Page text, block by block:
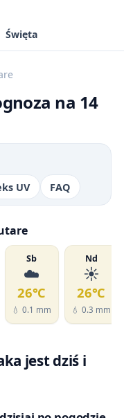
Święta
na 14
UV FAQ
Sb
☁️
26℃
💧 0.1 mm
Nd
☀️
26℃
💧 0.3 mm
jest dziś i